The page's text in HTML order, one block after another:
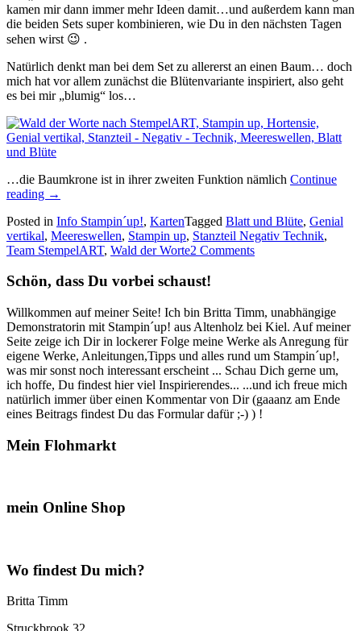
kamen mir dann immer mehr Ideen damit…und außerdem kann man
die beiden Sets super kombinieren, wie Du in den nächsten Tagen
sehen wirst 😉 .
Natürlich denkt man bei dem Set zu allererst an einen Baum… doch
mich hat vor allem zunächst die Blütenvariante inspiriert, also geht
es bei mir „blumig“ los…
…die Baumkrone ist in ihrer zweiten Funktion nämlich Continue
reading „„Wald
Worte“
–
blumig…“
→
Posted in Info Stampin´up!, KartenTagged Blatt und Blüte, Genial
vertikal, Meereswellen, Stampin up, Stanzteil Negativ Technik,
Team StempelART, Wald der Worte2 Comments
Schön, dass Du vorbei schaust!
Willkommen auf meiner Seite! Ich bin Britta Timm, unabhängige
Demonstratorin mit Stampin´up! aus Altenholz bei Kiel. Auf meiner
Seite zeige ich Dir in lockerer Folge meine Werke als Anregung für
eigene Werke, Anleitungen,Tipps und alles rund um Stampin´up!,
was mir sonst noch interessant erscheint ... Schau Dich gerne um,
ich hoffe, Du findest hier viel Inspirierendes... ...und ich freue mich
natürlich immer über einen Kommentar von Dir (gaaanz am Ende
eines Beitrags findest Du das Formular dafür ;-) ) !
Mein Flohmarkt
mein Online Shop
Wo findest Du mich?
Britta Timm